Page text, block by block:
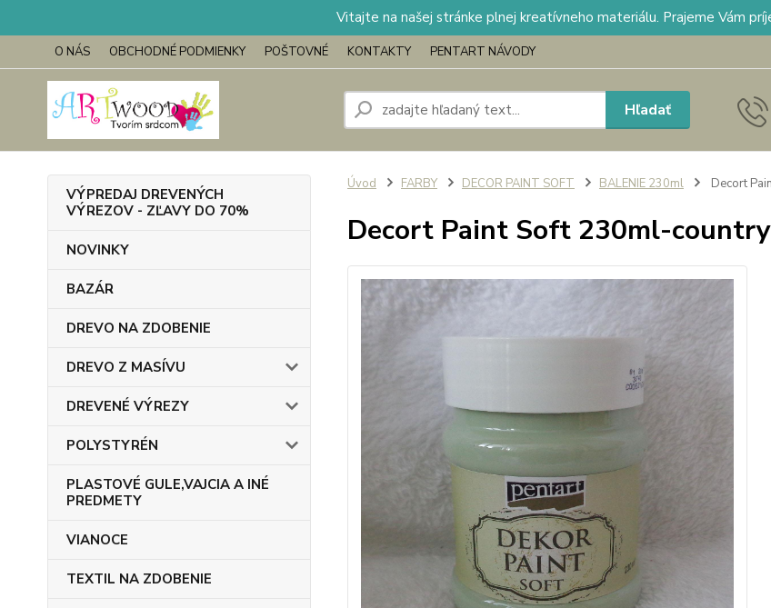
Vitajte na našej stránke plnej kreatívneho materiálu. Prajeme Vám
O NÁS OBCHODNÉ PODMIENKY POŠTOVNÉ KONTAKTY PENTART NÁVODY
Hľadať
VÝPREDAJ DREVENÝCH
VÝREZOV - ZĽAVY DO 70%
NOVINKY
BAZÁR
DREVO NA ZDOBENIE
DREVO Z MASÍVU
DREVENÉ VÝREZY
POLYSTYRÉN
PLASTOVÉ GULE,VAJCIA A INÉ
PREDMETY
VIANOCE
TEXTIL NA ZDOBENIE
Úvod FARBY DECOR PAINT SOFT BALENIE 230ml Decort
Decort Paint Soft 230ml-